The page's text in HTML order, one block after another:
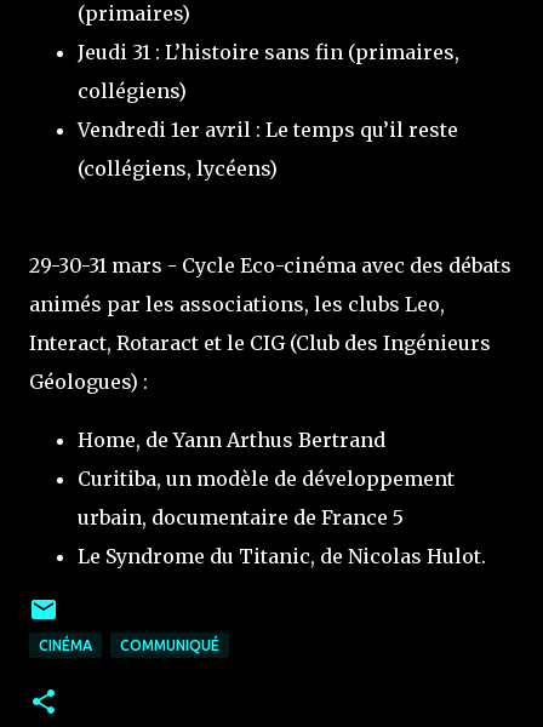
(primaires)
Jeudi 31 : L’histoire sans fin (primaires,
collégiens)
Vendredi 1er avril : Le temps qu’il reste
(collégiens, lycéens)
29-30-31 mars - Cycle Eco-cinéma avec des débats
animés par les associations, les clubs Leo,
Interact, Rotaract et le CIG (Club des Ingénieurs
Géologues) :
Home, de Yann Arthus Bertrand
Curitiba, un modèle de développement
urbain, documentaire de France 5
Le Syndrome du Titanic, de Nicolas Hulot.
CINÉMA COMMUNIQUÉ